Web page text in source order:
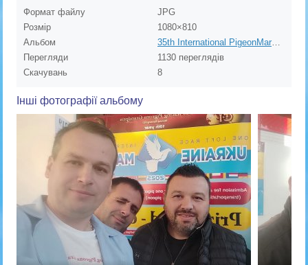
Формат файлу
JPG
Розмір
1080×810
Альбом
35th International PigeonMarket & DBA Kassel on 30.11.2024. OLR FCI GrandPrix "Ukraine Master" 2024
Перегляди
1130 переглядів
Скачувань
8
Інші фотографії альбому